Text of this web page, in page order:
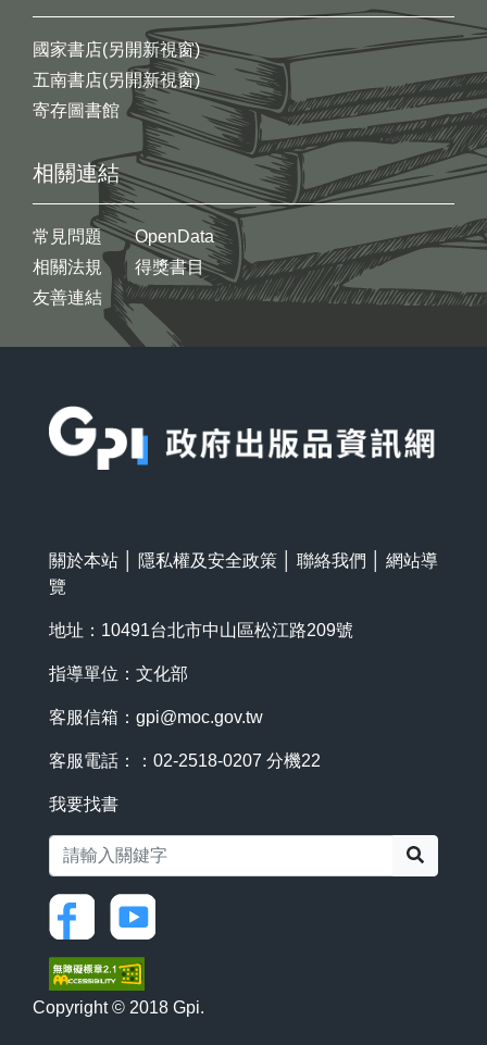
國家書店(另開新視窗)
五南書店(另開新視窗)
寄存圖書館
相關連結
常見問題
相關法規
友善連結
OpenData
得獎書目
關於本站 隱私權及安全政策 聯絡我們
網站導
覽
地址：10491台北市中山區松江路209號
指導單位：文化部
客服信箱： gpi@moc.gov.tw
客服電話：：02-2518-0207 分機22
我要找書
Copyright © 2018 Gpi.